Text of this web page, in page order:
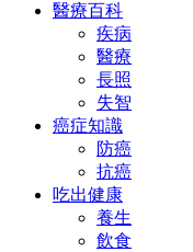
醫療百科
疾病
醫療
長照
失智
癌症知識
防癌
抗癌
吃出健康
養生
飲食